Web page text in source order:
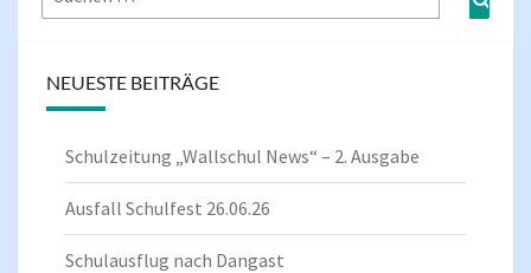
nach:
NEUESTE BEITRÄGE
Schulzeitung „Wallschul News“ – 2. Ausgabe
Ausfall Schulfest 26.06.26
Schulausflug nach Dangast